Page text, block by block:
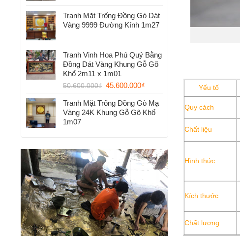
Yếu tố
Quy cách
Chất liệu
Hình thức
Kích thước
Chất lượng
Tranh Mặt Trống Đồng Gò Dát
Vàng 9999 Đường Kính 1m27
Tranh Vinh Hoa Phú Quý Bằng
Đồng Dát Vàng Khung Gỗ Gõ
Khổ 2m11 x 1m01
50.600.000₫ 45.600.000₫
Tranh Mặt Trống Đồng Gò Mạ
Vàng 24K Khung Gỗ Gõ Khổ
1m07